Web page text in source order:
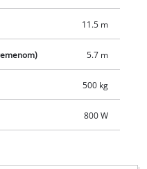
11.5 m
5.7 m
500 kg
800 W